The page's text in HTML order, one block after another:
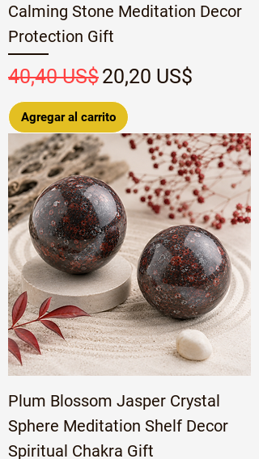
Calming Stone Meditation Decor
Protection Gift
Precio
40,40 US$Precio de oferta
20,20 US$
Agregar al carrito
Plum Blossom Jasper Crystal
Sphere Meditation Shelf Decor
Spiritual Chakra Gift